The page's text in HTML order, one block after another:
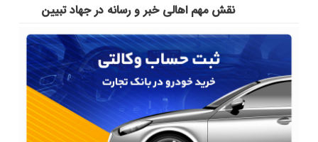
نقش مهم اهالی خبر و رسانه در جهاد تبیین